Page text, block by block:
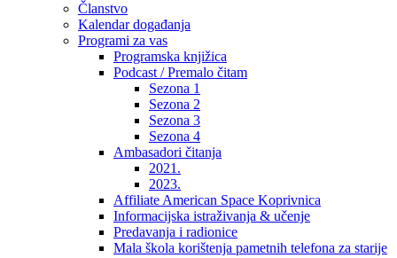
Članstvo
Kalendar događanja
Programi za vas
Programska knjižica
Podcast / Premalo čitam
Sezona 1
Sezona 2
Sezona 3
Sezona 4
Ambasadori čitanja
2021.
2023.
Affiliate American Space Koprivnica
Informacijska istraživanja & učenje
Predavanja i radionice
Mala škola korištenja pametnih telefona za starije